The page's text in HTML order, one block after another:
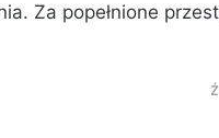
Za popełnione